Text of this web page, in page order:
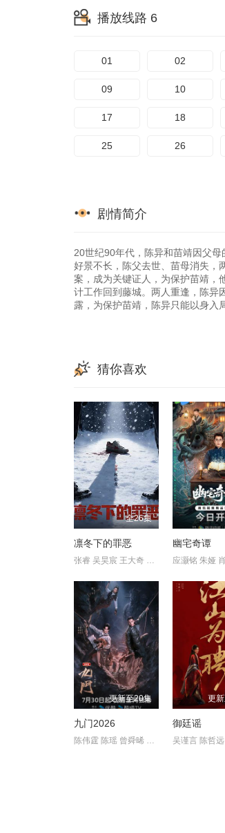
播放线路 6
01 02
09 10
17 18
25 26
剧情简介
20世纪90年代，陈异和苗靖因父
好景不长，陈父去世、苗母消失，
案，成为关键证人，为保护苗靖，
计工作回到藤城。两人重逢，陈异
露，为保护苗靖，陈异只能以身入
猜你喜欢
全26集
凛冬下的罪恶
张睿 吴昊宸 王大奇 孙之鸿
幽宅奇谭
更新至20集
九门2026
更
御廷谣